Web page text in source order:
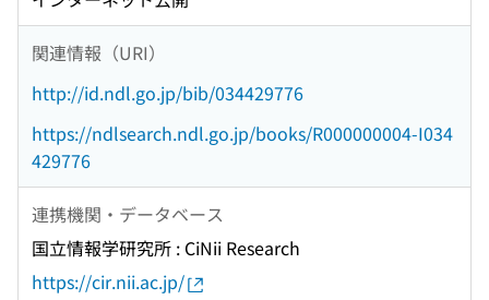
関連情報（URI）
http://id.ndl.go.jp/bib/034429776
https://ndlsearch.ndl.go.jp/books/R000000004-I034
429776
連携機関・データベース
国立情報学研究所 : CiNii Research
https://cir.nii.ac.jp/